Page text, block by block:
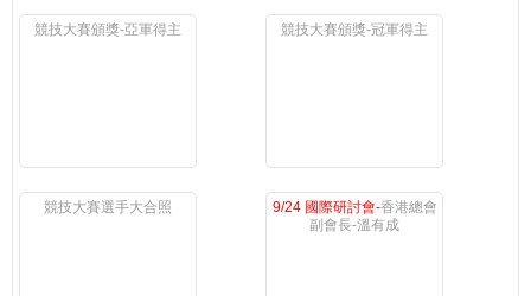
競技大賽頒獎-亞軍得主 競技大賽頒獎-冠軍得主
競技大賽選手大合照 9/24 國際研討會-香港總會
副會長-溫有成